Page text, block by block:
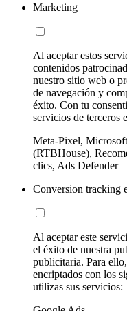
Marketing
Al aceptar estos
contenidos
nuestro sitio web o
de navegación y
éxito. Con tu
servicios de terceros
Meta-Pixel,
(RTBHouse),
clics, Ads Defender
Conversion tracking
Al aceptar este
el éxito de nuestra
publicitaria. Para
encriptados con los
utilizas sus servicios: